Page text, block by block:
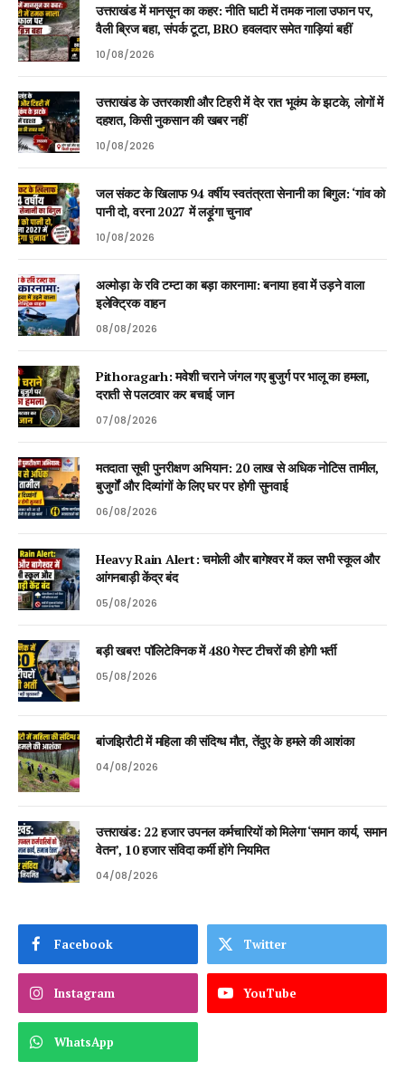
उत्तराखंड में मानसून का कहर: नीति घाटी में तमक नाला उफान पर,
वैली ब्रिज बहा, संपर्क टूटा, BRO हवलदार समेत गाड़ियां बहीं
10/08/2026
उत्तराखंड के उत्तरकाशी और टिहरी में देर रात भूकंप के झटके, लोगों में
दहशत, किसी नुकसान की खबर नहीं
10/08/2026
जल संकट के खिलाफ 94 वर्षीय स्वतंत्रता सेनानी का बिगुल: ‘गांव को
पानी दो, वरना 2027 में लड़ूंगा चुनाव’
10/08/2026
अल्मोड़ा के रवि टम्टा का बड़ा कारनामा: बनाया हवा में उड़ने वाला
इलेक्ट्रिक वाहन
08/08/2026
Pithoragarh: मवेशी चराने जंगल गए बुजुर्ग पर भालू का हमला,
दराती से पलटवार कर बचाई जान
07/08/2026
मतदाता सूची पुनरीक्षण अभियान: 20 लाख से अधिक नोटिस तामील,
बुजुर्गों और दिव्यांगों के लिए घर पर होगी सुनवाई
06/08/2026
Heavy Rain Alert: चमोली और बागेश्वर में कल सभी स्कूल और
आंगनबाड़ी केंद्र बंद
05/08/2026
बड़ी खबर! पॉलिटेक्निक में 480 गेस्ट टीचरों की होगी भर्ती
05/08/2026
बांजझिरौटी में महिला की संदिग्ध मौत, तेंदुए के हमले की आशंका
04/08/2026
उत्तराखंड: 22 हजार उपनल कर्मचारियों को मिलेगा ‘समान कार्य, समान
वेतन’, 10 हजार संविदा कर्मी होंगे नियमित
04/08/2026
Facebook Twitter
Instagram YouTube
WhatsApp